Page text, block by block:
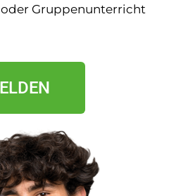
Gruppenunterricht